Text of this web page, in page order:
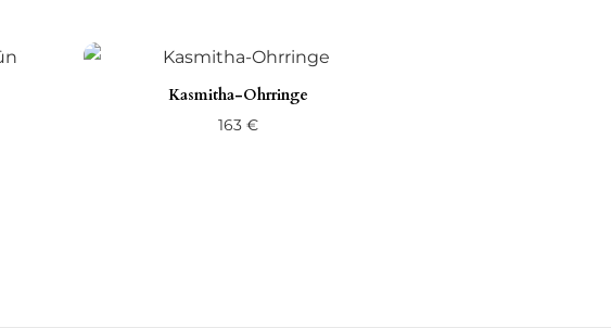
Kasmitha-Ohrringe
163 €